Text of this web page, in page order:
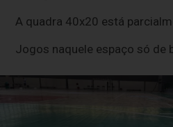
A quadra 40x20 está
Jogos naquele espaço só de